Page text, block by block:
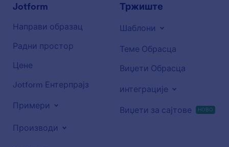
Jotform
Направи образац
Радни простор
Цене
Jotform Ентерпрајз
Примери
Производи
Тржиште
Шаблони
Теме Обрасца
Виџети Обрасца
интеграције
Виџети за сајтове НОВО